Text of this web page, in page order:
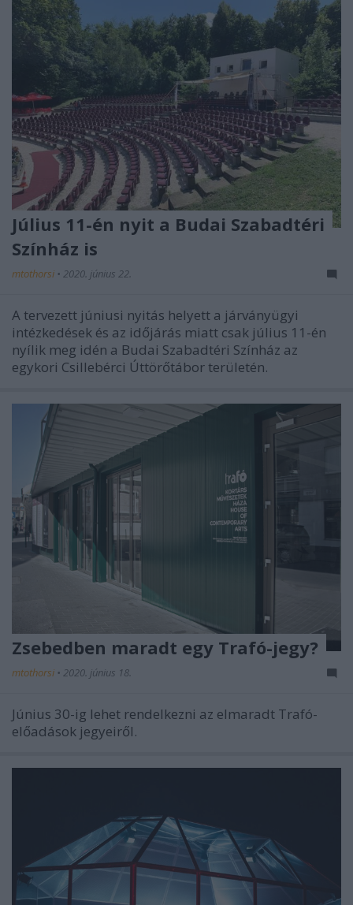
Július 11-én nyit a Budai Szabadtéri
Színház is
mtothorsi • 2020. június 22.
A tervezett júniusi nyitás helyett a járványügyi
intézkedések és az időjárás miatt csak július 11-én
nyílik meg idén a Budai Szabadtéri Színház az
egykori Csillebérci Úttörőtábor területén.
Zsebedben maradt egy Trafó-jegy?
mtothorsi • 2020. június 18.
Június 30-ig lehet rendelkezni az elmaradt Trafó-
előadások jegyeiről.